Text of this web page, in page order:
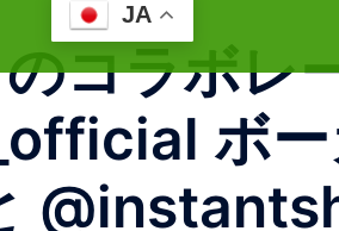
JA
コラボレ
ボ